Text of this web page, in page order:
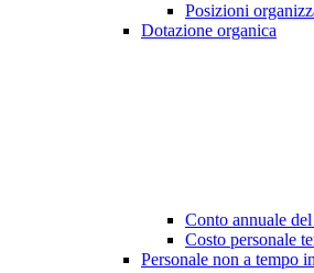
Posizioni
Dotazione organica
Conto annuale
Costo personale
Personale non a tempo